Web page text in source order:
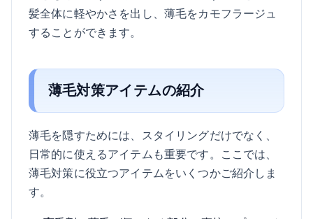
髪全体に軽やかさを出し、薄毛をカモフラージュ
することができます。
薄毛対策アイテムの紹介
薄毛を隠すためには、スタイリングだけでなく、
日常的に使えるアイテムも重要です。ここでは、
薄毛対策に役立つアイテムをいくつかご紹介しま
す。